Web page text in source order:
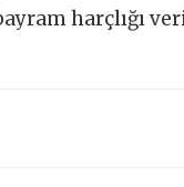
harçlığı